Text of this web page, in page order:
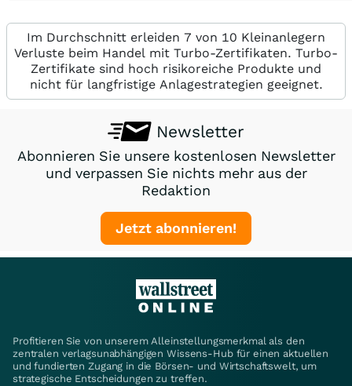
Im Durchschnitt erleiden 7 von 10 Kleinanlegern
Verluste beim Handel mit Turbo-Zertifikaten. Turbo-
Zertifikate sind hoch risikoreiche Produkte und
nicht für langfristige Anlagestrategien geeignet.
Newsletter
Abonnieren Sie unsere kostenlosen Newsletter
und verpassen Sie nichts mehr aus der
Redaktion
Jetzt abonnieren!
Profitieren Sie von unserem Alleinstellungsmerkmal als den
zentralen verlagsunabhängigen Wissens-Hub für einen aktuellen
und fundierten Zugang in die Börsen- und Wirtschaftswelt, um
strategische Entscheidungen zu treffen.